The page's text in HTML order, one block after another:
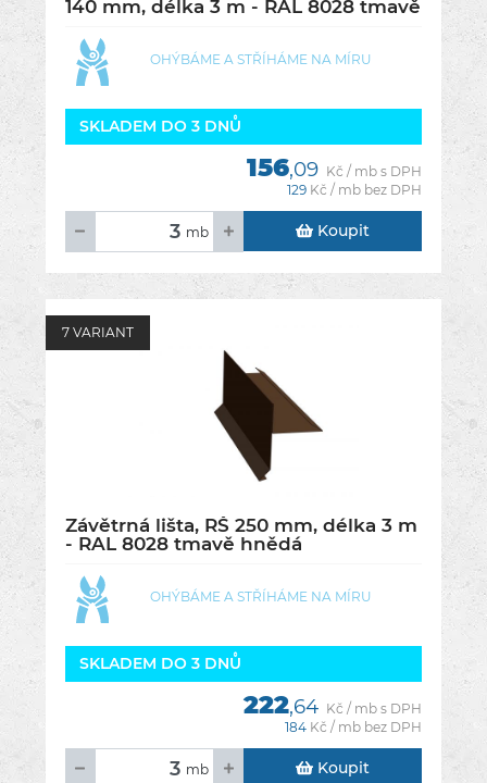
140 mm, délka 3 m - RAL 8028 tmavě
OHÝBÁME A STŘÍHÁME NA MÍRU
SKLADEM DO 3 DNŮ
156,09 Kč / mb s DPH
129 Kč / mb bez DPH
mb Koupit
7 VARIANT
Závětrná lišta, RŠ 250 mm, délka 3 m
- RAL 8028 tmavě hnědá
OHÝBÁME A STŘÍHÁME NA MÍRU
SKLADEM DO 3 DNŮ
222,64 Kč / mb s DPH
184 Kč / mb bez DPH
mb Koupit